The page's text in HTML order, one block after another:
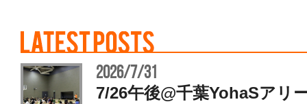
2026/7/31
7/26午後@千葉YohaSア